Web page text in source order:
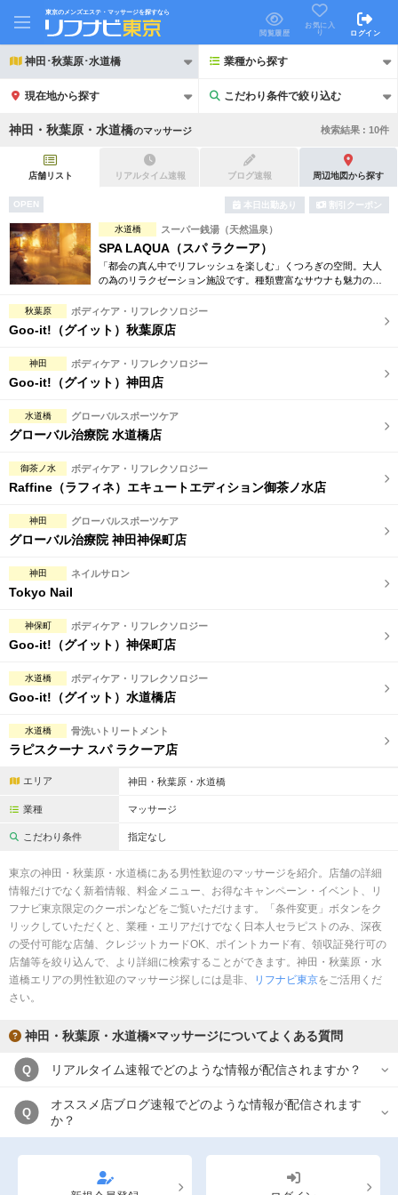
東京のメンズエステ・マッサージを探すなら
閲覧履歴
お気に入
り
ログイン
神田･秋葉原･水道橋 業種から探す
現在地から探す こだわり条件で絞り込む
こだわり条件で絞り込む
21時以降も受付 24時以降も受付
初回割引あり リピーター割引あり
キャッシュレス決済OK
2名様歓迎
ペアルームあり
フットバスあり
日本人スタッフのみ
スタッフ指名可
神田・秋葉原・水道橋のマッサージ 検索結果 : 10件
店舗リスト リアルタイム速報 ブログ速報 周辺地図から探す
OPEN 本日出勤あり 割引クーポン
水道橋 スーパー銭湯（天然温泉）
SPA LAQUA（スパ ラクーア）
「都会の真ん中でリフレッシュを楽しむ」くつろぎの空間。大人
の為のリラクゼーション施設です。種類豊富なサウナも魅力の一
くまでお過ごし下さい。
秋葉原 ボディケア・リフレクソロジー
Goo-it!（グイット）秋葉原店
神田 ボディケア・リフレクソロジー
Goo-it!（グイット）神田店
水道橋 グローバルスポーツケア
グローバル治療院 水道橋店
御茶ノ水 ボディケア・リフレクソロジー
Raffine（ラフィネ）エキュートエディション御茶ノ水店
神田 グローバルスポーツケア
グローバル治療院 神田神保町店
神田 ネイルサロン
Tokyo Nail
神保町 ボディケア・リフレクソロジー
Goo-it!（グイット）神保町店
水道橋 ボディケア・リフレクソロジー
Goo-it!（グイット）水道橋店
水道橋 骨洗いトリートメント
ラピスクーナ スパ ラクーア店
エリア 神田・秋葉原・水道橋
業種 マッサージ
こだわり条件 指定なし
東京の神田・秋葉原・水道橋にある男性歓迎のマッサージを紹介。店舗の詳細
情報だけでなく新着情報、料金メニュー、お得なキャンペーン・イベント、リ
フナビ東京限定のクーポンなどをご覧いただけます。「条件変更」ボタンをク
リックしていただくと、業種・エリアだけでなく日本人セラピストのみ、深夜
の受付可能な店舗、クレジットカードOK、ポイントカード有、領収証発行可の
店舗等を絞り込んで、より詳細に検索することができます。神田・秋葉原・水
道橋エリアの男性歓迎のマッサージ探しには是非、
リフナビ東京をご活用くだ
さい。
神田・秋葉原・水道橋×マッサージについてよくある質問
Q リアルタイム速報でどのような情報が配信されますか？
Q
オススメ店ブログ速報でどのような情報が配信されます
か？